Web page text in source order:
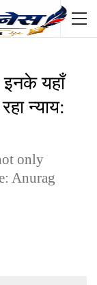
इनके यहाँ
न्याय:
only
Anurag